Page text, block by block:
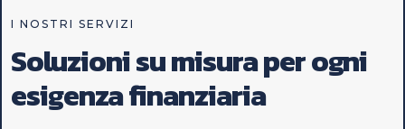
I NOSTRI SERVIZI
Soluzioni su misura per ogni
esigenza finanziaria